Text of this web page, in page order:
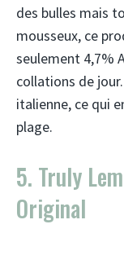
des bulles mais
mousseux, ce
seulement 4,7%
collations de
italienne, ce qui
plage.
5. Truly
Original